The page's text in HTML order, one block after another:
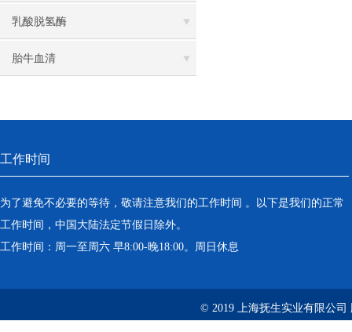
乳酸脱氢酶
胎牛血清
工作时间
为了避免不必要的等待，敬请注意我们的工作时间 。以下是我们的正常
工作时间，中国大陆法定节假日除外。
工作时间：周一至周六 早8:00-晚18:00。周日休息
© 2019 上海抚生实业有限公司